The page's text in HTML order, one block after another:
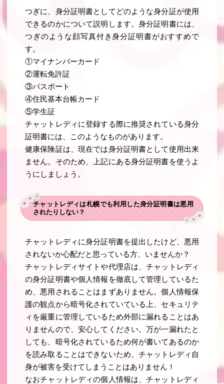
つぎに、身分証明書としてどのような身分証が使用
できるのかについて説明します。身分証明書には、
つぎのような顔写真付き身分証明書がおすすめで
す。
①マイナンバーカード
②運転免許証
③パスポート
④住民基本台帳カード
⑤学生証
チャットレディに登録する際に推奨されている身分
証明書には、このようなものがあります。
健康保険証は、現在では身分証明書として使用出来
ません。そのため、上記にある身分証明書を使うよ
うにしましょう。
チャットレディは札幌でも利用した身分証明書は悪用
されたりしない？
チャットレディに身分証明書を提出したけど、悪用
されないか心配だと思っている方、いませんか？
チャットレディサイトや代理店は、チャットレディ
の身分証明書や個人情報を徹底して管理しているた
め、悪用されることはまずありません。個人情報保
護の観点から暗号化されていている上、セキュリテ
ィを厳重に管理しているため外部に漏れることはあ
りませんので、安心してください。万が一漏れたと
しても、暗号化されているため何が書いてあるのか
を読み取ることはできないため、チャットレディ自
身が被害を受けてしまうことはありません！
なおチャットレディの個人情報は、チャットレディ